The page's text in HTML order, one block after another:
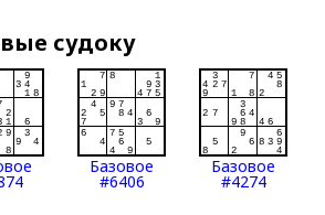
судоку
Базовое
#6406
Базовое
#4274